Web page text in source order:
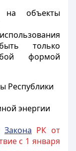
на объекты
только
формой
Республики
энергии
Закона РК от
с 1 января